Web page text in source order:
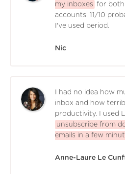
my inboxes for both
accounts. 11/10
I've used period.
Nic
I had no idea how
inbox and how
productivity. I used
unsubscribe from
emails in a few
Anne-Laure Le